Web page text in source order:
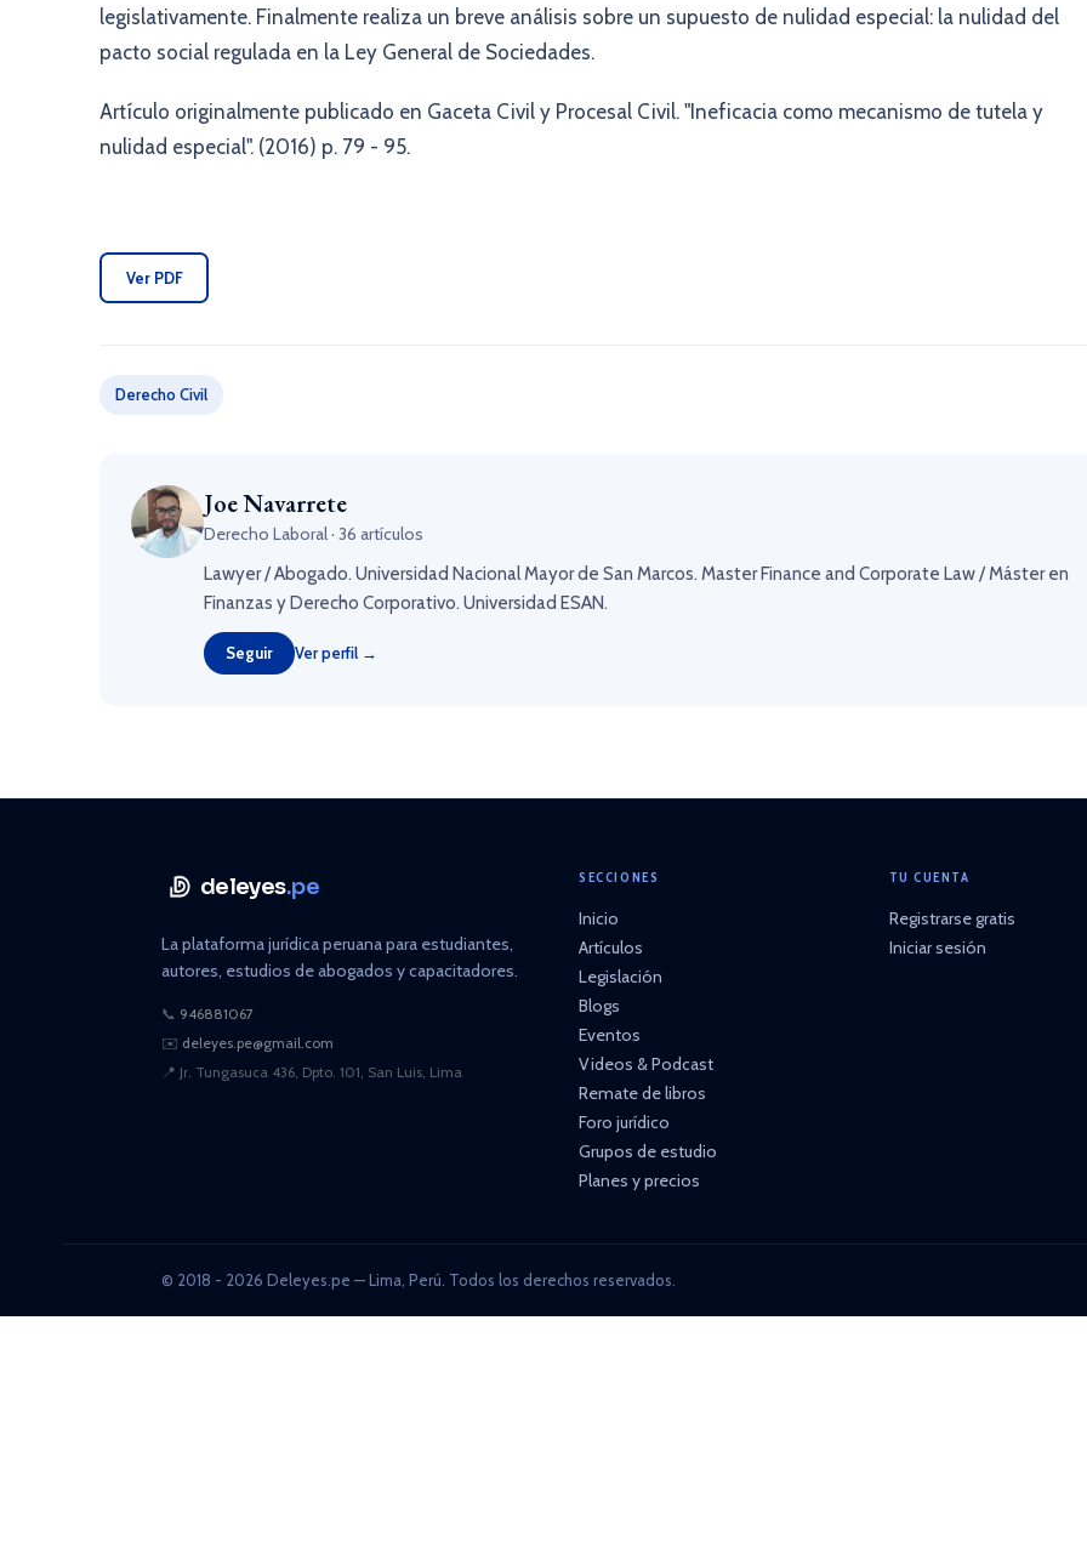
legislativamente. Finalmente realiza un breve análisis sobre un supuesto de nulidad especial: la nulidad del
pacto social regulada en la Ley General de Sociedades.
Artículo originalmente publicado en Gaceta Civil y Procesal Civil. "Ineficacia como mecanismo de tutela y
nulidad especial". (2016) p. 79 - 95.
Ver PDF
Derecho Civil
Joe Navarrete
Derecho Laboral · 36 artículos
Lawyer / Abogado. Universidad Nacional Mayor de San Marcos. Master Finance and Corporate Law / Máster en
Finanzas y Derecho Corporativo. Universidad ESAN.
Seguir Ver perfil →
deleyes.pe
La plataforma jurídica peruana para estudiantes,
autores, estudios de abogados y capacitadores.
📞 946881067
✉️ deleyes.pe@gmail.com
📍 Jr. Tungasuca 436, Dpto. 101, San Luis, Lima
SECCIONES
Inicio
Artículos
Legislación
Blogs
Eventos
Videos & Podcast
Remate de libros
Foro jurídico
Grupos de estudio
Planes y precios
TU CUENTA
Registrarse gratis
Iniciar sesión
© 2018 - 2026 Deleyes.pe — Lima, Perú. Todos los derechos reservados.